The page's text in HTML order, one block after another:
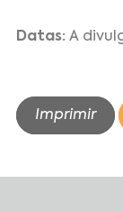
Datas:A
Imprimir